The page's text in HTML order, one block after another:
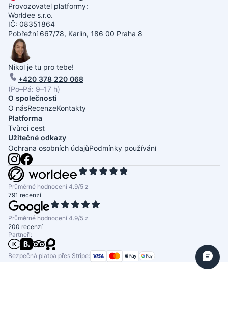
Provozovatel platformy:
Worldee s.r.o.
IČ: 08351864
Pobřežní 667/78, Karlín, 186 00 Praha 8
Nikol je tu pro tebe!
+420 378 220 068
(Po–Pá: 9–17 h)
O společnosti
O násRecenzeKontakty
Platforma
Tvůrci cest
Užitečné odkazy
Ochrana osobních údajůPodmínky používání
Průměrné hodnocení 4.9/5 z
791 recenzí
Průměrné hodnocení 4.9/5 z
200 recenzí
Partneři:
Bezpečná platba přes Stripe: